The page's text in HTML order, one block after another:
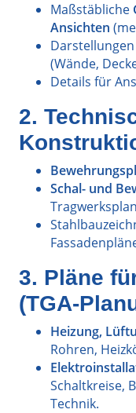
Maßstäbliche
Ansichten
(Wände,
Details für
2.
Schal- und
3. Pläne
(TGA-
Heizung,
Rohren,
Schaltkreise,
Technik.